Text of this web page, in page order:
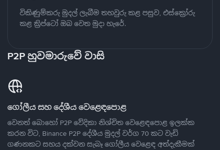
විකිණුම්කරු මුදල් ලැබීම තහවුරු කළ පසුව, එස්ක්‍රෝරු
කළ ක්‍රිප්ටෝ ඔබ වෙත මුදා හැරේ.
P2P හුවමාරුවේ වාසි
ගෝලීය සහ දේශීය වෙළෙඳපොළ
වෙනත් බොහෝ P2P වේදිකා නිශ්චිත වෙළෙඳපොළ ඉලක්ක
කරන විට, Binance P2P දේශීය මුදල් වර්ග 70 කට වැඩි
ගණනකට සහය දක්වන සැබෑ ගෝලීය වෙළෙඳ අත්දැකීමක්